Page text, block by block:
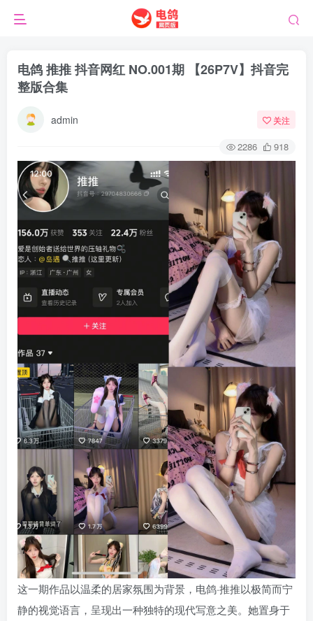
电鸽 推推 抖音网红 NO.001期 【26P7V】抖音完
整版合集
admin 关注
2286 918
这一期作品以温柔的居家氛围为背景，电鸽·推推以极简而宁
静的视觉语言，呈现出一种独特的现代写意之美。她置身于